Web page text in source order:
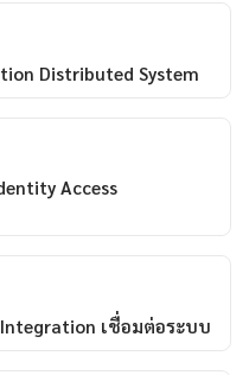
Distributed System
Access
เชื่อมต่อระบบ